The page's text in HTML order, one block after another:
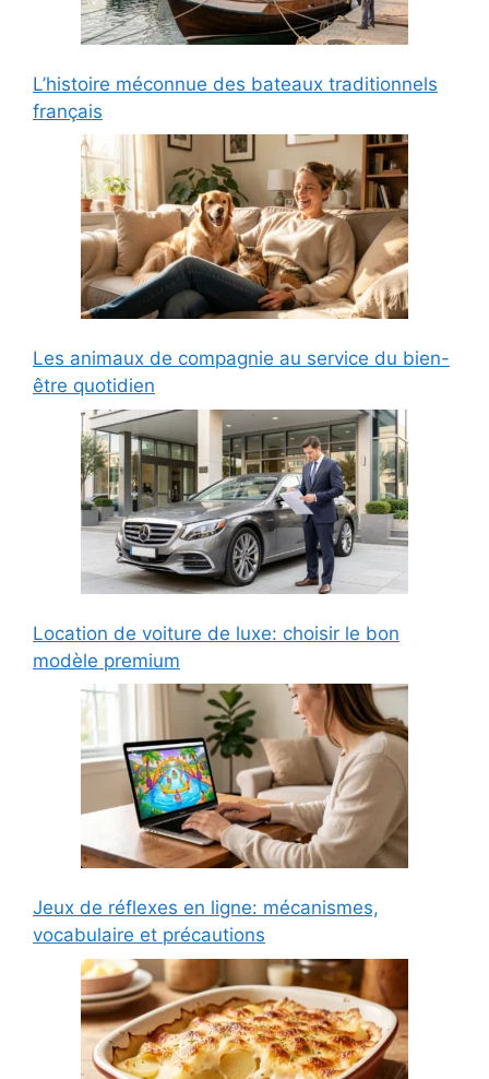
L’histoire méconnue des bateaux traditionnels
français
Les animaux de compagnie au service du bien-
être quotidien
Location de voiture de luxe: choisir le bon
modèle premium
Jeux de réflexes en ligne: mécanismes,
vocabulaire et précautions